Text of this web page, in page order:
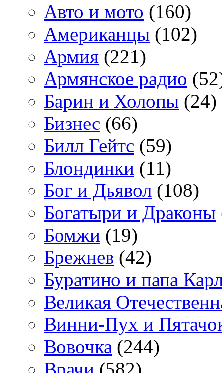
Авто и мото (160)
Американцы (102)
Армия (221)
Армянское радио
Барин и Холопы (24)
Бизнес (66)
Билл Гейтс (59)
Блондинки (11)
Бог и Дьявол (108)
Богатыри и Драконы
Бомжи (19)
Брежнев (42)
Буратино и папа
Великая
Винни-Пух и
Вовочка (244)